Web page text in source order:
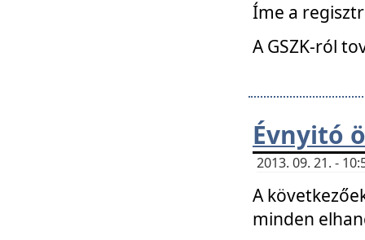
Íme a
A GSZK-ról
Évnyitó
2013. 09. 21. -
A
minden